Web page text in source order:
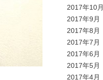
2017年10月
2017年9月
2017年8月
2017年7月
2017年6月
2017年5月
2017年4月